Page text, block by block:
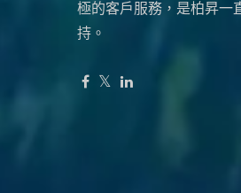
極的客戶服務，是柏昇一
持。